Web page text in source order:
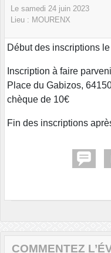
Le samedi 24 juin 2023
Lieu : MOURENX
Début des inscriptions
Inscription à faire
Place du Gabizos,
chèque de 10€
Fin des inscriptions
COMMENTEZ